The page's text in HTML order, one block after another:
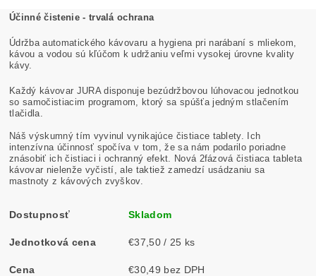
Účinné čistenie - trvalá ochrana
Údržba automatického kávovaru a hygiena pri narábaní s mliekom,
kávou a vodou sú kľúčom k udržaniu veľmi vysokej úrovne kvality
kávy.
Každý kávovar JURA disponuje bezúdržbovou lúhovacou jednotkou
so samočistiacim programom, ktorý sa spúšťa jedným stlačením
tlačidla.
Náš výskumný tím vyvinul vynikajúce čistiace tablety. Ich
intenzívna účinnosť spočíva v tom, že sa nám podarilo poriadne
znásobiť ich čistiaci i ochranný efekt. Nová 2fázová čistiaca tableta
kávovar nielenže vyčistí, ale taktiež zamedzí usádzaniu sa
mastnoty z kávových zvyškov.
Dostupnosť Skladom
Jednotková cena €37,50 / 25 ks
Cena €30,49 bez DPH